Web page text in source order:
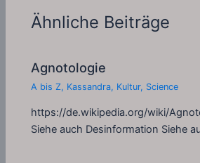
Ähnliche Beiträge
Agnotologie
A bis Z, Kassandra, Kultur, Science
https://de.wikipedia.org/wiki/
Siehe auch Desinformation Siehe